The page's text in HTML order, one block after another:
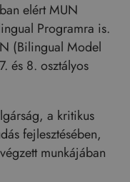
elért MUN
Programra is.
(Bilingual Model
és 8. osztályos
a kritikus
fejlesztésében,
munkájában